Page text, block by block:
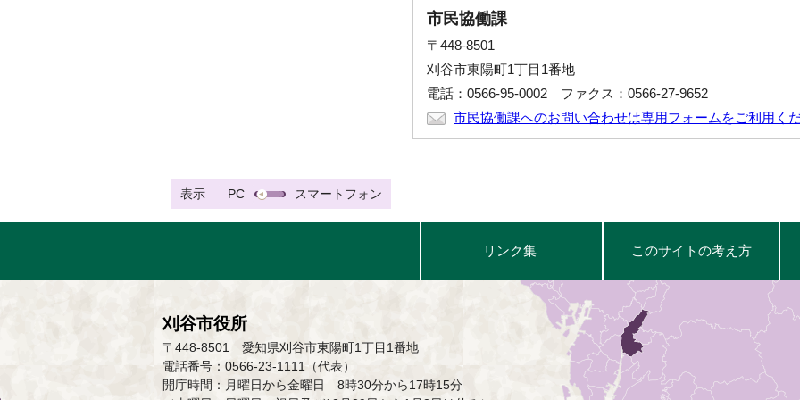
市民協働課
〒448-8501
刈谷市東陽町1丁目1番地
電話：0566-95-0002 ファクス：0566-27-9652
市民協働課へのお問い合わせは専用フォームをご利用く
表示 PC スマートフォン
リンク集 このサイトの考え方
刈谷市役所
〒448-8501 愛知県刈谷市東陽町1丁目1番地
電話番号：0566-23-1111（代表）
開庁時間：月曜日から金曜日 8時30分から17時15分